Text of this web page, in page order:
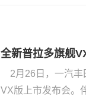
全新普拉多旗舰
2月26日，一汽
VX版上市发布会。